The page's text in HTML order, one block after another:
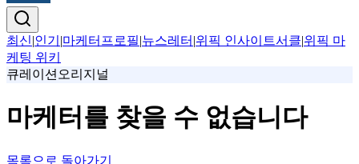
최신|인기 |마케터프로필|뉴스레터 |위픽 인사이트서클|위픽 마
케팅 위키
큐레이션 오리지널
마케터를 찾을 수 없습니다
목록으로 돌아가기